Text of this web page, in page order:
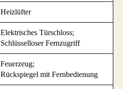
Heizlüfter
Elektrisches Türschloss;
Schlüsselloser Fernzugriff
Feuerzeug;
Rückspiegel mit Fernbedienung